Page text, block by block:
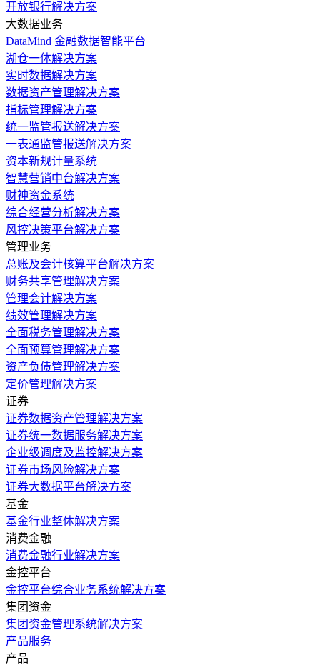
开放银行解决方案
大数据业务
DataMind 金融数据智能平台
湖仓一体解决方案
实时数据解决方案
数据资产管理解决方案
指标管理解决方案
统一监管报送解决方案
一表通监管报送解决方案
资本新规计量系统
智慧营销中台解决方案
财神资金系统
综合经营分析解决方案
风控决策平台解决方案
管理业务
总账及会计核算平台解决方案
财务共享管理解决方案
管理会计解决方案
绩效管理解决方案
全面税务管理解决方案
全面预算管理解决方案
资产负债管理解决方案
定价管理解决方案
证券
证券数据资产管理解决方案
证券统一数据服务解决方案
企业级调度及监控解决方案
证券市场风险解决方案
证券大数据平台解决方案
基金
基金行业整体解决方案
消费金融
消费金融行业解决方案
金控平台
金控平台综合业务系统解决方案
集团资金
集团资金管理系统解决方案
产品服务
产品